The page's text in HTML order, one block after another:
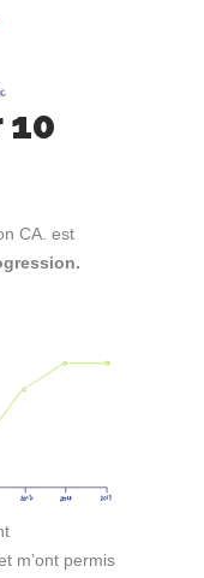
CA. est
m’ont permis